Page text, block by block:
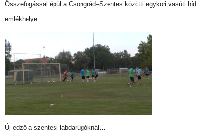
Összefogással épül a Csongrád–Szentes közötti egykori vasúti híd
emlékhelye…
Új edző a szentesi labdarúgóknál…